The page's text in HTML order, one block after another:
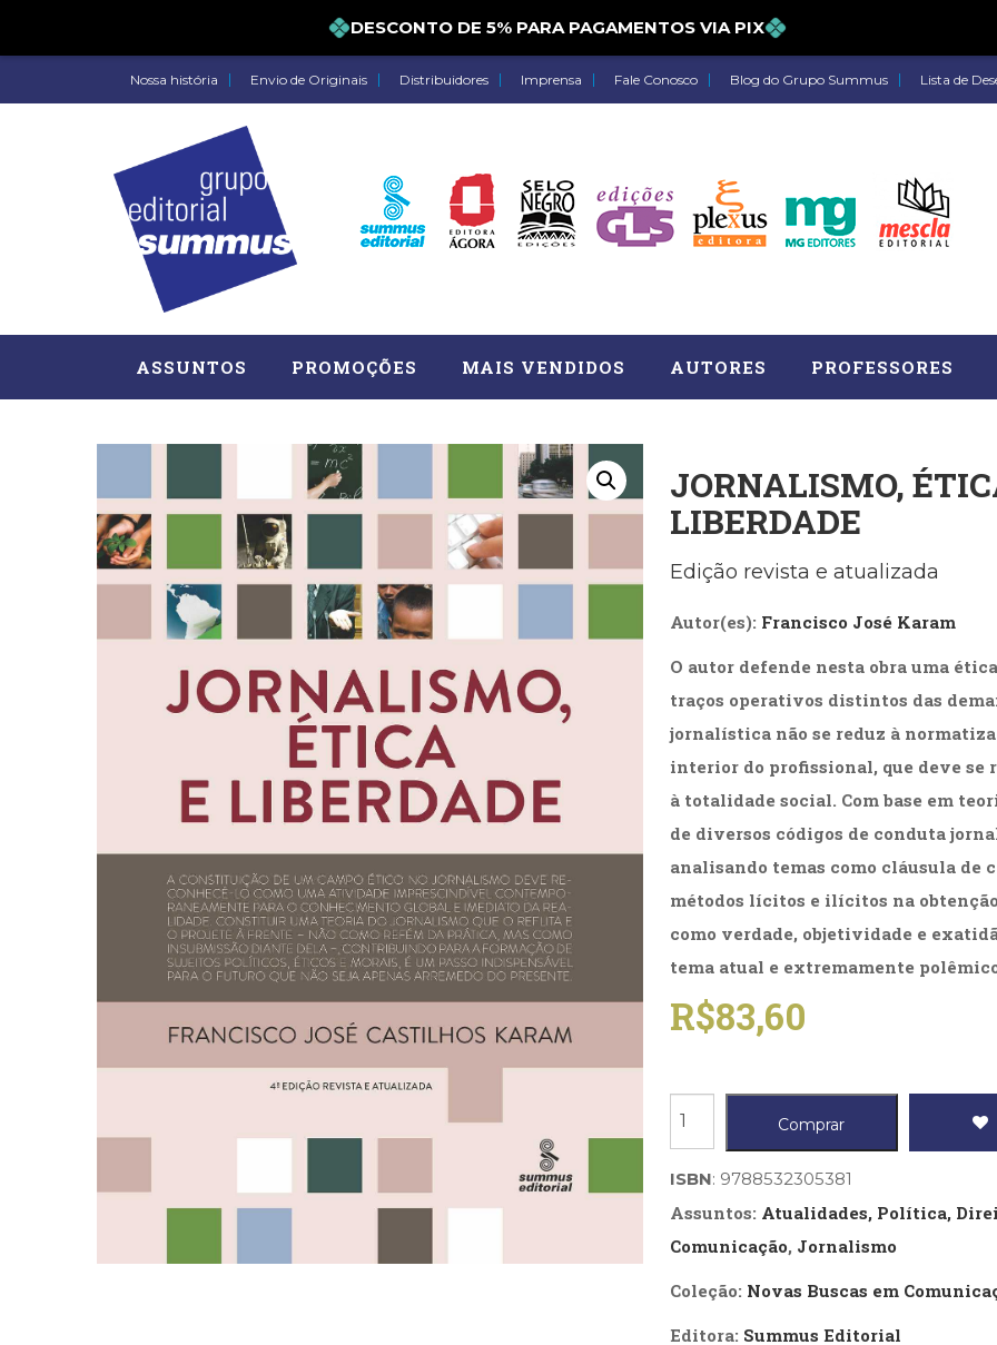
DESCONTO DE 5% PARA PAGAMENTOS VIA PIX
Nossa história Envio de Originais Distribuidores Imprensa Fale Conosco Blog do Grupo Summus Lista de
ASSUNTOS
Administração, RH (77) Astrologia (27)
Autoajuda (95)
Biografias, Depoimentos, Vivências (104)
Cinema (23)
Comportamento (418)
Corpo e Movimento (226)
Crescimento Interior (222)
Culinária, Alimentação (14)
Economia, Negócios (31)
Educação Especial (39)
Fisioterapia (47)
Gestalt-terapia (93)
Jornalismo (57)
Literatura, Ficção, Ensaios (69)
PNL (Programação Neurolingüística) (41)
Publicidade, Propaganda e Marketing (33)
Puericultura (23)
Relações Públicas e Comunicação Empresarial
Religião, Espiritualidade, Filosofia (63)
Sem categoria (0)
Terapia Ocupacional (21)
Treinamento e RH (65)
PROMOÇÕES MAIS VENDIDOS AUTORES PROFESSORES
JORNALISMO,
LIBERDADE
Edição revista e atualizada
Autor(es): Francisco José Karam
O autor defende nesta obra uma
traços operativos distintos das
jornalística não se reduz à
interior do profissional, que deve
à totalidade social. Com base em
de diversos códigos de conduta
analisando temas como cláusula
métodos lícitos e ilícitos na
como verdade, objetividade e
tema atual e extremamente
R$83,60
Jornalismo,
e
liberdade
quantidade
Comprar
ISBN: 9788532305381
Assuntos: Atualidades, Política,
Comunicação, Jornalismo
Coleção: Novas Buscas em
Editora: Summus Editorial